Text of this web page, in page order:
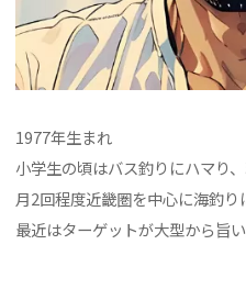
1977年生まれ
小学生の頃はバス釣りにハマり
月2回程度近畿圏を中心に海釣り
最近はターゲットが大型から旨